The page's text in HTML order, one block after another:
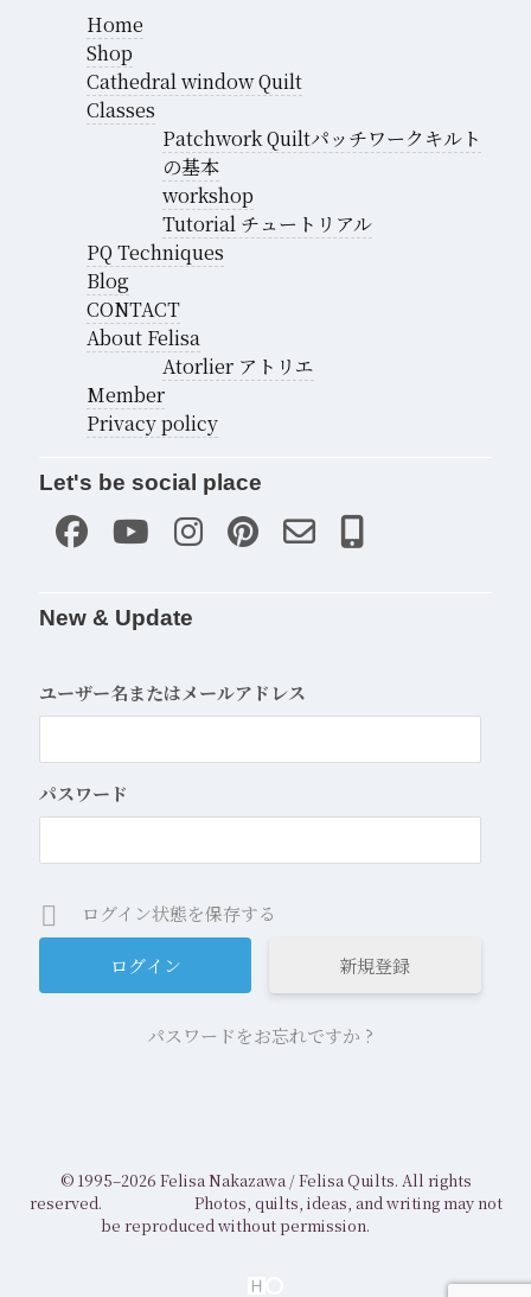
Home
Shop
Cathedral window Quilt
Classes
Patchwork Quiltパッチワークキルト
の基本
workshop
Tutorial チュートリアル
PQ Techniques
Blog
CONTACT
About Felisa
Atorlier アトリエ
Member
Privacy policy
Let's be social place
New & Update
ユーザー名またはメールアドレス
パスワード
ログイン状態を保存する
新規登録
パスワードをお忘れですか ?
© 1995–2026 Felisa Nakazawa /Felisa Quilts. All rights
reserved. Photos, quilts, ideas, and writing may not
be reproduced without permission.